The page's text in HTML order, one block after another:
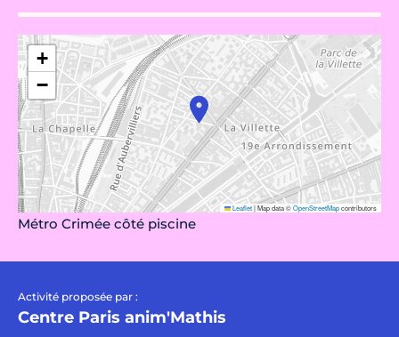
+
−
Leaflet|Map data ©OpenStreetMapcontributors
Métro Crimée côté piscine
Activité proposée par :
Centre Paris anim'Mathis